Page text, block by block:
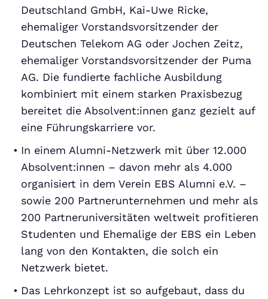
Deutschland GmbH, Kai-Uwe Ricke,
ehemaliger Vorstandsvorsitzender der
Deutschen Telekom AG oder Jochen Zeitz,
ehemaliger Vorstandsvorsitzender der Puma
AG. Die fundierte fachliche Ausbildung
kombiniert mit einem starken Praxisbezug
bereitet die Absolvent:innen ganz gezielt auf
eine Führungskarriere vor.
In einem Alumni-Netzwerk mit über 12.000
Absolvent:innen – davon mehr als 4.000
organisiert in dem Verein EBS Alumni e.V. –
sowie 200 Partnerunternehmen und mehr als
200 Partneruniversitäten weltweit profitieren
Studenten und Ehemalige der EBS ein Leben
lang von den Kontakten, die solch ein
Netzwerk bietet.
Das Lehrkonzept ist so aufgebaut, dass du